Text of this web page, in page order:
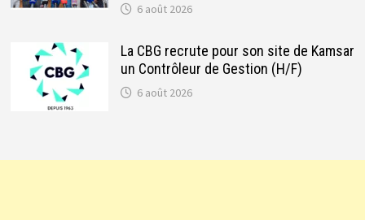
6 août 2026
La CBG recrute pour son site de Kamsar
un Contrôleur de Gestion (H/F)
6 août 2026